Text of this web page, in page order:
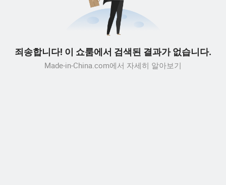
죄송합니다! 이 쇼룸에서 검색된 결과가 없습니다.
Made-in-China.com에서 자세히 알아보기